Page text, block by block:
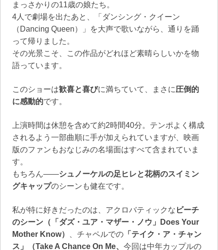
まっさかりの11歳の娘たち。
4人で劇場を出たあと、「ダンシング・クイーン
（Dancing Queen）」を大声で歌いながら、通りを踊
って帰りました。
その光景こそ、この作品がどれほど素晴らしいかを物
語っています。
このショーは歓喜と喜びに満ちていて、まさに圧倒的
に感動的です。
上演時間は休憩を含めて約2時間40分。テンポよく構成
されるよう一部曲順に手が加えられていますが、映画
版のファンもおなじみの名場面はすべて含まれていま
す。
もちろん――シュノーケルの足ヒレと花柄のスイミン
グキャップのシーンも健在です。
私が特に好きだったのは、アクロバティックな ビーチ
のシーン（「ダズ・ユア・マザー・ノウ」Does Your
Mother Know）
、チャペルでの 「テイク・ア・チャン
ス」（Take A Chance On Me、 今回は中年カップルの